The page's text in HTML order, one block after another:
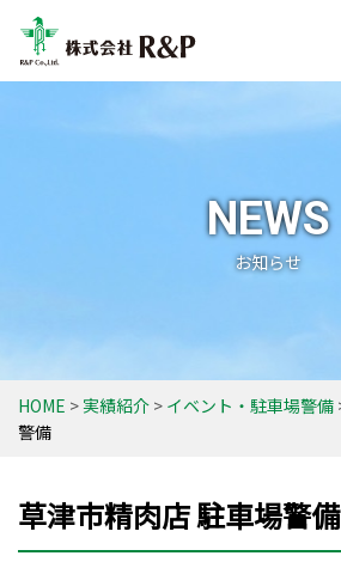
NEWS
お知らせ
HOME 実績紹介 イベント・駐車場警備
警備
草津市精肉店 駐車場警備